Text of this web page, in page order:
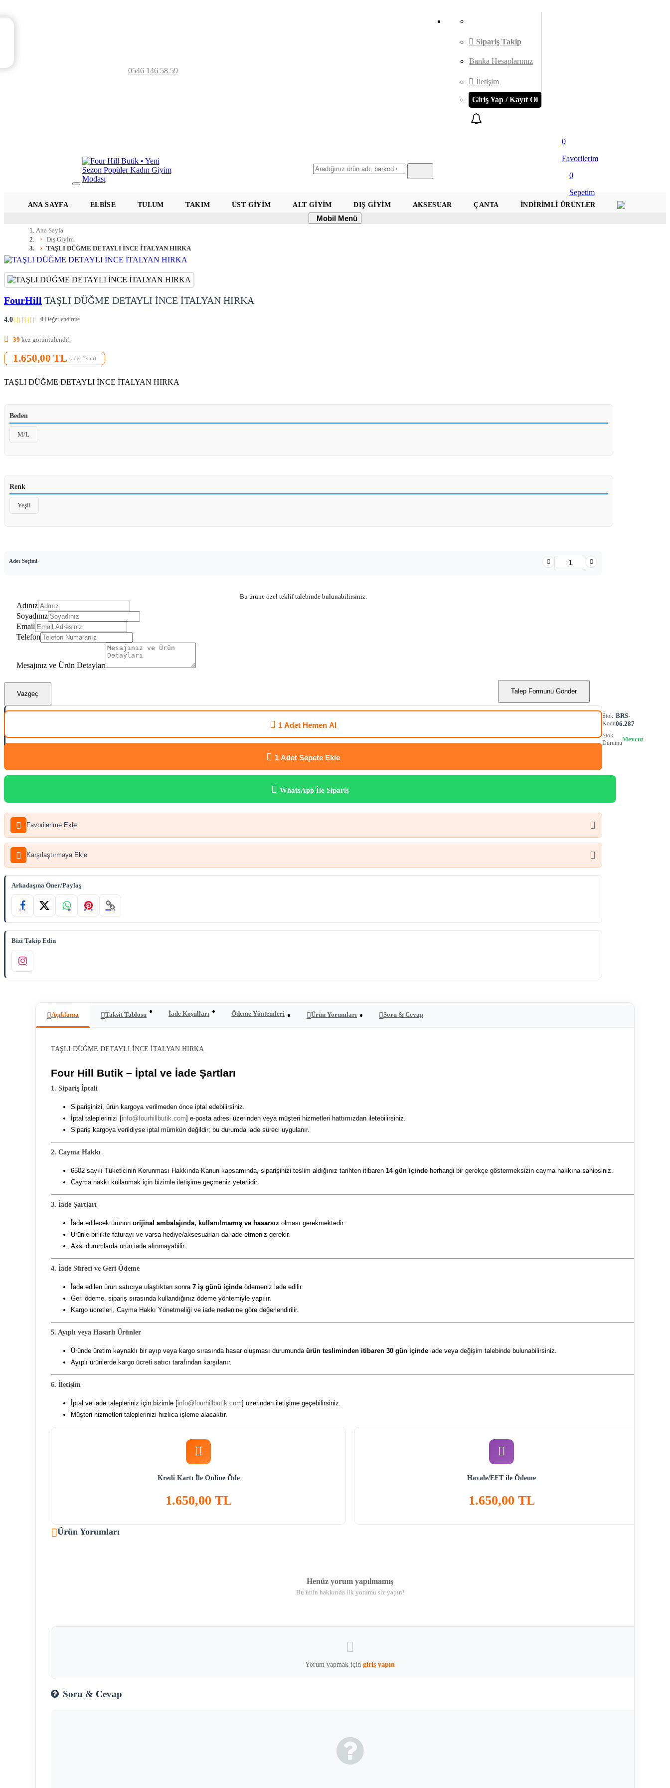
0546 146 58 59
Sipariş Takip
Banka Hesaplarımız
İletişim
Giriş Yap / Kayıt Ol
Mobil
Ara
0
Favorilerim
0
Sepetim
ANA SAYFA ELBISE TULUM TAKIM ÜST GIYIM ALT GIYIM DIŞ GIYIM AKSESUAR ÇANTA
İNDIRIMLI ÜRÜNLER
Mobil
Menü
Mobil Menü
Ana Sayfa
Dış Giyim
TAŞLI DÜĞME DETAYLI İNCE İTALYAN HIRKA
FourHill TAŞLI DÜĞME DETAYLI İNCE İTALYAN HIRKA
4.0 0 Değerlendirme
39 kez görüntülendi!
1.650,00 TL (adet fiyatı)
TAŞLI DÜĞME DETAYLI İNCE İTALYAN HIRKA
Beden
M/L
Renk
Yeşil
Adet Seçimi
Bu ürüne özel teklif talebinde bulunabilirsiniz.
Adınız
Soyadınız
Email
Telefon
Mesajınız ve Ürün Detayları
Talep Formunu Gönder
Vazgeç
1 Adet Hemen Al
1 Adet Sepete Ekle
WhatsApp İle Sipariş
Stok
Kodu
BRS-
06.287
Stok
DurumuMevcut
Favorilerime Ekle
Karşılaştırmaya Ekle
Arkadaşına Öner/Paylaş
Bizi Takip Edin
Açıklama Taksit Tablosu İade Koşulları Ödeme Yöntemleri Ürün Yorumları Soru & Cevap
TAŞLI DÜĞME DETAYLI İNCE İTALYAN HIRKA
Four Hill Butik – İptal ve İade Şartları
1. Sipariş İptali
Siparişinizi, ürün kargoya verilmeden önce iptal edebilirsiniz.
İptal taleplerinizi [info@fourhillbutik.com] e-posta adresi üzerinden veya müşteri hizmetleri hattımızdan iletebilirsiniz.
Sipariş kargoya verildiyse iptal mümkün değildir; bu durumda iade süreci uygulanır.
2. Cayma Hakkı
6502 sayılı Tüketicinin Korunması Hakkında Kanun kapsamında, siparişinizi teslim aldığınız tarihten itibaren 14 gün içinde herhangi bir gerekçe göstermeksizin cayma hakkına sahipsiniz.
Cayma hakkı kullanmak için bizimle iletişime geçmeniz yeterlidir.
3. İade Şartları
İade edilecek ürünün orijinal ambalajında, kullanılmamış ve hasarsız olması gerekmektedir.
Ürünle birlikte faturayı ve varsa hediye/aksesuarları da iade etmeniz gerekir.
Aksi durumlarda ürün iade alınmayabilir.
4. İade Süreci ve Geri Ödeme
İade edilen ürün satıcıya ulaştıktan sonra 7 iş günü içinde ödemeniz iade edilir.
Geri ödeme, sipariş sırasında kullandığınız ödeme yöntemiyle yapılır.
Kargo ücretleri, Cayma Hakkı Yönetmeliği ve iade nedenine göre değerlendirilir.
5. Ayıplı veya Hasarlı Ürünler
Üründe üretim kaynaklı bir ayıp veya kargo sırasında hasar oluşması durumunda ürün tesliminden itibaren 30 gün içinde iade veya değişim talebinde bulunabilirsiniz.
Ayıplı ürünlerde kargo ücreti satıcı tarafından karşılanır.
6. İletişim
İptal ve iade talepleriniz için bizimle [info@fourhillbutik.com] üzerinden iletişime geçebilirsiniz.
Müşteri hizmetleri taleplerinizi hızlıca işleme alacaktır.
Kredi Kartı İle Online Öde
1.650,00 TL
Havale/EFT ile Ödeme
1.650,00 TL
Ürün Yorumları
Henüz yorum yapılmamış
Bu ürün hakkında ilk yorumu siz yapın!
Yorum yapmak için giriş yapın
Soru & Cevap